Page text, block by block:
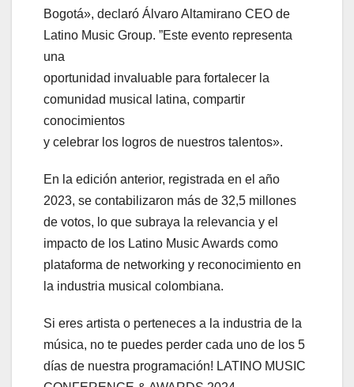
Bogotá», declaró Álvaro Altamirano CEO de
Latino Music Group. ”Este evento representa
una
oportunidad invaluable para fortalecer la
comunidad musical latina, compartir
conocimientos
y celebrar los logros de nuestros talentos».
En la edición anterior, registrada en el año
2023, se contabilizaron más de 32,5 millones
de votos, lo que subraya la relevancia y el
impacto de los Latino Music Awards como
plataforma de networking y reconocimiento en
la industria musical colombiana.
Si eres artista o perteneces a la industria de la
música, no te puedes perder cada uno de los 5
días de nuestra programación! LATINO MUSIC